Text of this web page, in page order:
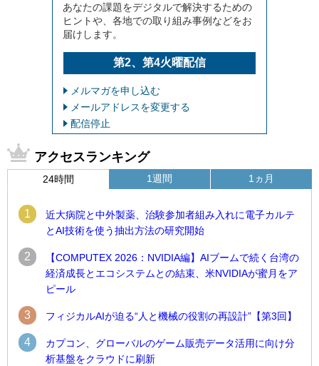
あなたの課題をデジタルで解決するための
ヒントや、各地での取り組み事例などをお
届けします。
第2、第4火曜配信
メルマガを申し込む
メールアドレスを変更する
配信停止
アクセスランキング
24時間
1
近大病院と中外製薬、治験参加者組み入れに電子カルテ
とAI技術を使う抽出方法の研究開始
2
【COMPUTEX 2026：NVIDIA編】AIブームで続く台湾の
経済成長とエコシステムとの結束、米NVIDIAが蜜月をア
ピール
3 フィジカルAIが迫る“人と機械の役割の再設計”【第3回】
4
カプコン、グローバルのゲーム販売データ活用に向け分
析基盤をクラウドに刷新
1週間 1ヵ月